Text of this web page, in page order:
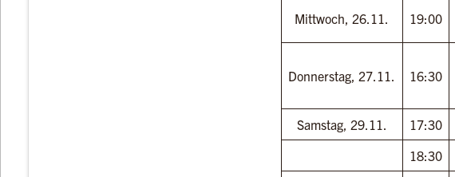
Mittwoch, 26.11. 19:00
Donnerstag, 27.11. 16:30
Samstag, 29.11.
17:30
18:30